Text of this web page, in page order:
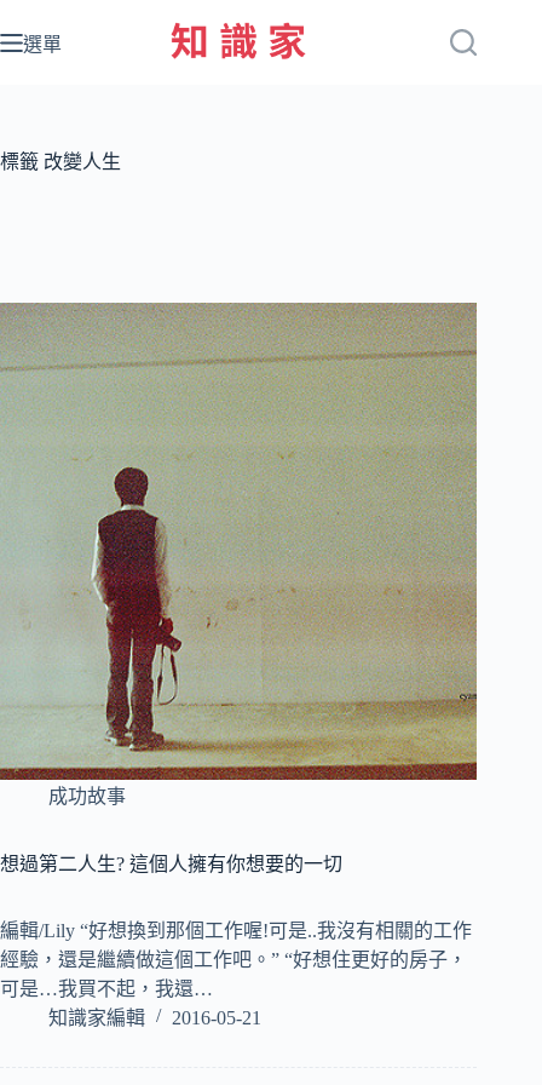
至
容
選單
標籤 改變人生
成功故事
想過第二人生? 這個人擁有你想要的一切
編輯/Lily “好想換到那個工作喔!可是..我沒有相關的工作
經驗，還是繼續做這個工作吧。” “好想住更好的房子，
可是…我買不起，我還…
知識家編輯
2016-05-21